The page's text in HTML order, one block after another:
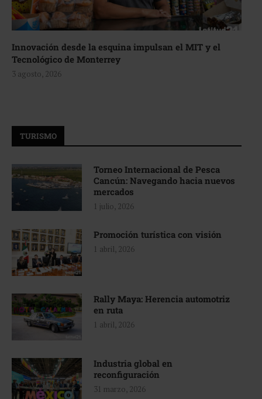
Innovación desde la esquina impulsan el MIT y el
Tecnológico de Monterrey
3 agosto, 2026
TURISMO
Torneo Internacional de Pesca
Cancún: Navegando hacia nuevos
mercados
1 julio, 2026
Promoción turística con visión
1 abril, 2026
Rally Maya: Herencia automotriz
en ruta
1 abril, 2026
Industria global en
reconfiguración
31 marzo, 2026